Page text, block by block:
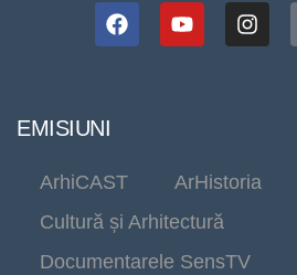
EMISIUNI
ArhiCAST
ArHistoria
Cultură și Arhitectură
Documentarele SensTV